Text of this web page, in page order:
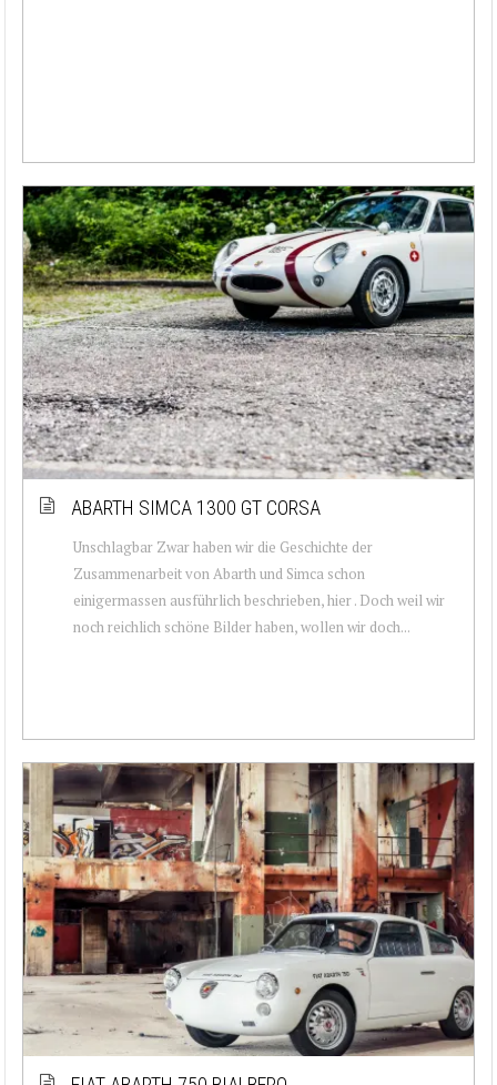
ABARTH SIMCA 1300 GT CORSA
Unschlagbar Zwar haben wir die Geschichte der
Zusammenarbeit von Abarth und Simca schon
einigermassen ausführlich beschrieben, hier . Doch weil wir
noch reichlich schöne Bilder haben, wollen wir doch...